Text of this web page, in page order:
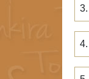
3.
4.